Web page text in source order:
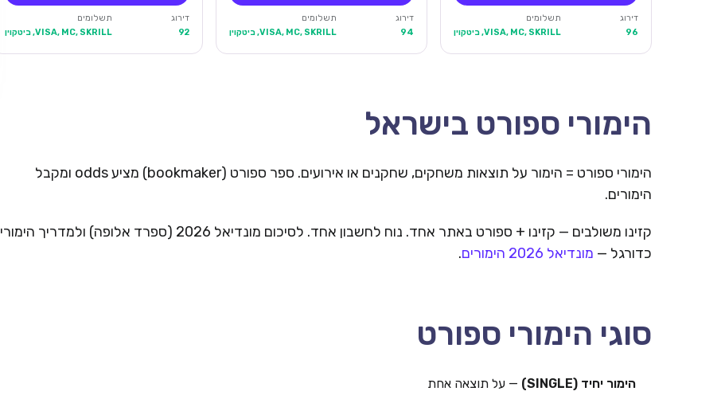
דירוג
96
תשלומים
VISA, MC, SKRILL, ביטקוין
דירוג
94
תשלומים
VISA, MC, SKRILL, ביטקוין
דירוג
92
תשלומים
VISA, MC, SKRILL, ביטקוין
הימורי ספורט בישראל
הימורי ספורט = הימור על תוצאות משחקים, שחקנים או אירועים. ספר ספורט (bookmaker) מציע odds ומקבל
הימורים.
קזינו משולבים — קזינו + ספורט באתר אחד. נוח לחשבון אחד. לסיכום מונדיאל 2026 (ספרד אלופה) ולמדריך הימורי
כדורגל — מונדיאל 2026 הימורים .
סוגי הימורי ספורט
הימור יחיד (SINGLE)
— על תוצאה אחת